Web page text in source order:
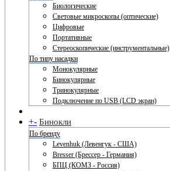
Биологические
Световые микроскопы (оптические)
Цифровые
Портативные
Стереоскопические (инструментальные)
По типу насадки
Монокулярные
Бинокулярные
Тринокулярные
Подключение по USB (LCD экран)
+- Бинокли
По бренду
Levenhuk (Левенгук - США)
Bresser (Брессер - Германия)
БПЦ (КОМЗ - Россия)